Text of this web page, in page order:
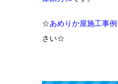
☆あめりか屋施工事例
さい☆